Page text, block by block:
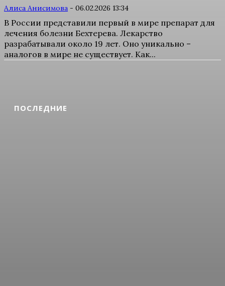
ПОСЛЕДНИЕ
Алиса Анисимова - 06.02.2026 13:34
В России представили первый в мире препарат для
лечения болезни Бехтерева. Лекарство
разрабатывали около 19 лет. Оно уникально –
аналогов в мире не существует. Как...